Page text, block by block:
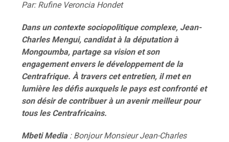
Par: Rufine Veroncia Hondet
Dans un contexte sociopolitique complexe, Jean-
Charles Mengui, candidat à la députation à
Mongoumba, partage sa vision et son
engagement envers le développement de la
Centrafrique. À travers cet entretien, il met en
lumière les défis auxquels le pays est confronté et
son désir de contribuer à un avenir meilleur pour
tous les Centrafricains.
Mbeti Media: Bonjour Monsieur Jean-Charles